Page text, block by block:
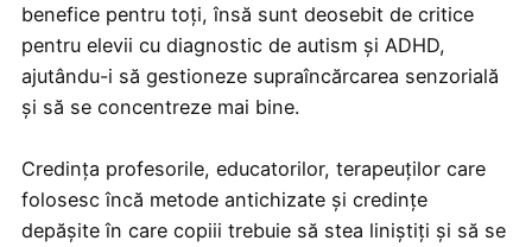
benefice pentru toți, însă sunt deosebit de critice
pentru elevii cu diagnostic de autism și ADHD,
ajutându-i să gestioneze supraîncărcarea senzorială
și să se concentreze mai bine.
Credința profesorile, educatorilor, terapeuților care
folosesc încă metode antichizate și credințe
depășite în care copiii trebuie să stea liniștiți și să se